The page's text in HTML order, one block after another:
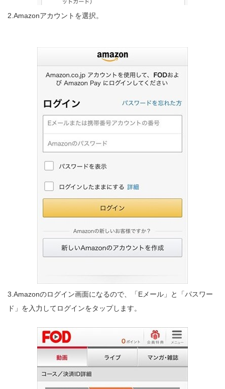
2.Amazonアカウントを選択。
3.Amazonのログイン画面になるので、「Eメール」と「パスワー
ド」を入力してログインをタップします。